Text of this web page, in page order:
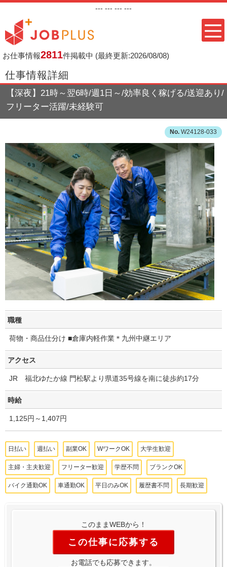
--- --- --- ---
お仕事情報2811件掲載中 (最終更新:2026/08/08)
仕事情報詳細
【深夜】21時～翌6時/週1日～/効率良く稼げる/送迎あり/
フリーター活躍/未経験可
W24128-033
職種
荷物・商品仕分け ■倉庫内軽作業＊九州中継エリア
アクセス
JR 福北ゆたか線 門松駅より県道35号線を南に徒歩約17分
時給
1,125円～1,407円
日払い 週払い 副業OK WワークOK 大学生歓迎
主婦・主夫歓迎 フリーター歓迎 学歴不問 ブランクOK
バイク通勤OK 車通勤OK 平日のみOK 履歴書不問 長期歓迎
このままWEBから！
この仕事に応募する
お電話でも応募できます。